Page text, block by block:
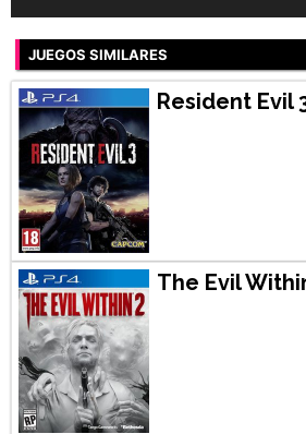
JUEGOS SIMILARES
Resident Evil
The Evil